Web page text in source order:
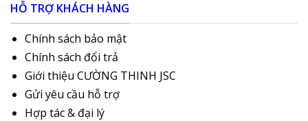
HỖ TRỢ KHÁCH HÀNG
Chính sách bảo mật
Chính sách đổi trả
Giới thiệu CƯỜNG THINH JSC
Gửi yêu cầu hỗ trợ
Hợp tác & đại lý